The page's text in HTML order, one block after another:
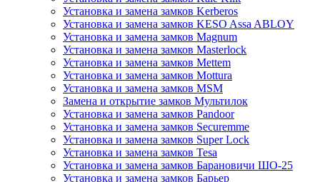
Установка и замена замков Kerberos
Установка и замена замков KESO Assa ABLOY
Установка и замена замков Magnum
Установка и замена замков Masterlock
Установка и замена замков Mettem
Установка и замена замков Mottura
Установка и замена замков MSM
Замена и открытие замков Мультилок
Установка и замена замков Pandoor
Установка и замена замков Securemme
Установка и замена замков Super Lock
Установка и замена замков Tesa
Установка и замена замков Барановичи ШО-25
Установка и замена замков Барьер